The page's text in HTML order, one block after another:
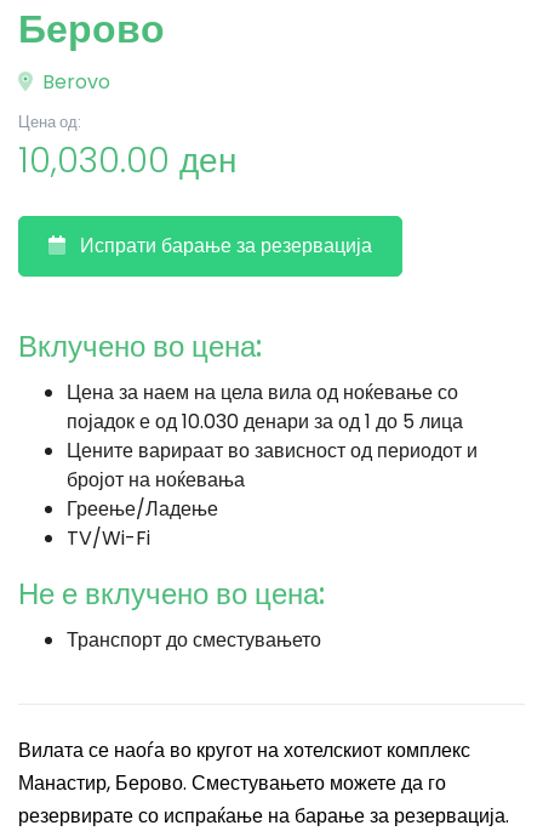
Берово
Berovo
Цена од:
10,030.00 ден
Испрати барање за резервација
Вклучено во цена:
Цена за наем на цела вила од ноќевање со
појадок е од 10.030 денари за од 1 до 5 лица
Цените варираат во зависност од периодот и
бројот на ноќевања
Греење/Ладење
TV/Wi-Fi
Не е вклучено во цена:
Транспорт до сместувањето
Вилата се наоѓа во кругот на хотелскиот комплекс
Манастир, Берово. Сместувањето можете да го
резервирате со испраќање на барање за резервација.